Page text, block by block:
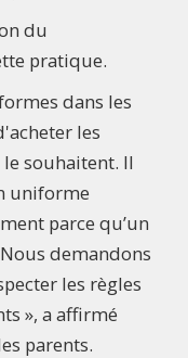
du
pratique.
dans les
les
souhaitent. Il
uniforme
parce qu’un
demandons
les règles
», a affirmé
parents.